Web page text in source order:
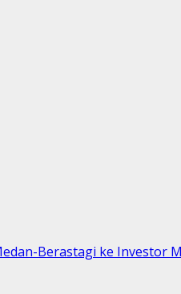
Berastagi ke Investor